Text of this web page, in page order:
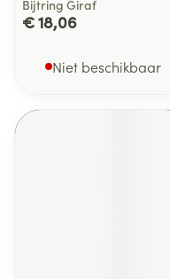
Bijtring Giraf
€ 18,06
Niet beschikbaar